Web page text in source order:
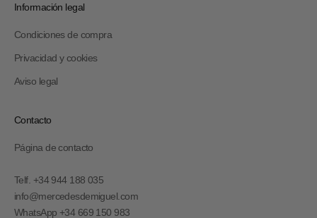
Información legal
Condiciones de compra
Privacidad y cookies
Aviso legal
Contacto
Página de contacto
Telf. +34 944 188 035
info@mercedesdemiguel.com
WhatsApp +34 669 150 983